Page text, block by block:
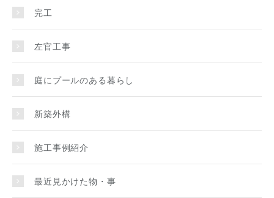
完工
左官工事
庭にプールのある暮らし
新築外構
施工事例紹介
最近見かけた物・事